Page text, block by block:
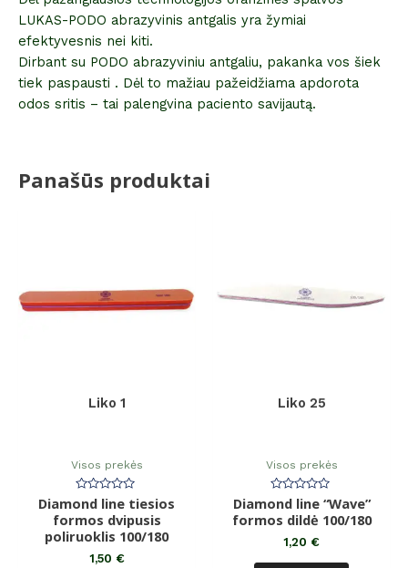
LUKAS-PODO abrazyvinis antgalis yra žymiai
efektyvesnis nei kiti.
Dirbant su PODO abrazyviniu antgaliu, pakanka vos šiek
tiek paspausti . Dėl to mažiau pažeidžiama apdorota
odos sritis – tai palengvina paciento savijautą.
Panašūs produktai
Liko 1
Visos prekės
Įvertinimas:
0
iš
5
Diamond line tiesios
formos dvipusis
poliruoklis 100/180
1,50 €
Liko 25
Visos prekės
Įvertinimas:
0
iš
Diamond line “Wave”
formos dildė 100/180
1,20 €